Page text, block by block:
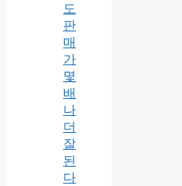
도
판
매
가
몇
배
나
더
잘
된
다